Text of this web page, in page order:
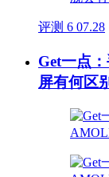
评测 6 07.28
Get一点
屏有何区